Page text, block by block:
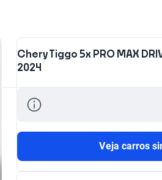
Chery Tiggo 5x PRO MAX
2024
Veja carros